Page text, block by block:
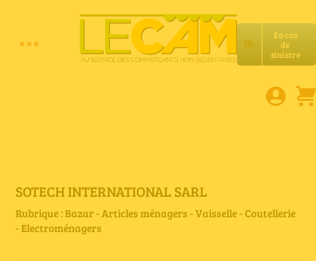
En cas
de
sinistre
Toggle
E-book
Services LeCam
SOTECH INTERNATIONAL SARL
Rubrique : Bazar - Articles ménagers - Vaisselle - Coutellerie
- Electroménagers